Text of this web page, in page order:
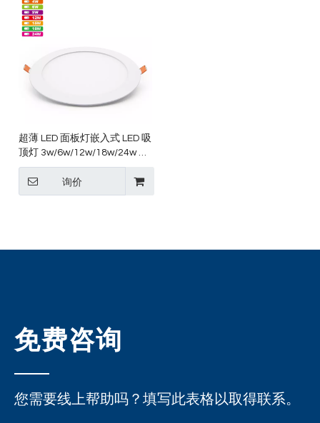
超薄 LED 面板灯嵌入式 LED 吸
顶灯 3w/6w/12w/18w/24w 超
薄面板灯
询价
免费咨询
您需要线上帮助吗？填写此表格以取得联系。